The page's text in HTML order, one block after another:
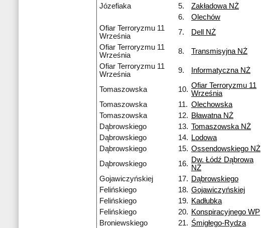
Józefiaka
5. Zakładowa NŻ
6.
Olechów
Ofiar Terroryzmu 11
Września
7. Dell NŻ
Ofiar Terroryzmu 11
Września
8. Transmisyjna NŻ
Ofiar Terroryzmu 11
Września
9. Informatyczna NŻ
Tomaszowska 10. Ofiar Terroryzmu 11
Września
Tomaszowska 11. Olechowska
Tomaszowska
12. Bławatna NŻ
Dąbrowskiego
13. Tomaszowska NŻ
Dąbrowskiego
14. Lodowa
Dąbrowskiego
15. Ossendowskiego NŻ
Dąbrowskiego
16. Dw. Łódź Dąbrowa
NŻ
Gojawiczyńskiej 17. Dąbrowskiego
Felińskiego
18. Gojawiczyńskiej
Felińskiego
19. Kadłubka
Felińskiego
20. Konspiracyjnego WP
Broniewskiego
21. Śmigłego-Rydza